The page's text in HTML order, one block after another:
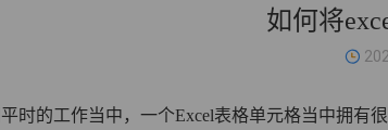
如何将
时的工作当中，一个Excel表格单元格当中拥有